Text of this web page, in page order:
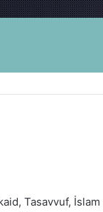
Tasavvuf, İslam